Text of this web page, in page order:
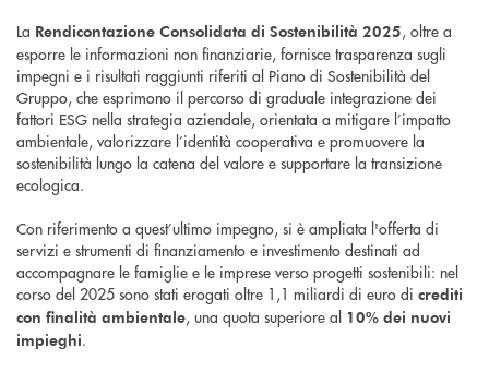
La Rendicontazione Consolidata di Sostenibilità 2025, oltre a
esporre le informazioni non finanziarie, fornisce trasparenza sugli
impegni e i risultati raggiunti riferiti al Piano di Sostenibilità del
Gruppo, che esprimono il percorso di graduale integrazione dei
fattori ESG nella strategia aziendale, orientata a mitigare l’impatto
ambientale, valorizzare l’identità cooperativa e promuovere la
sostenibilità lungo la catena del valore e supportare la transizione
ecologica.
Con riferimento a quest’ultimo impegno, si è ampliata l'offerta di
servizi e strumenti di finanziamento e investimento destinati ad
accompagnare le famiglie e le imprese verso progetti sostenibili: nel
corso del 2025 sono stati erogati oltre 1,1 miliardi di euro di crediti
con finalità ambientale, una quota superiore al 10% dei nuovi
impieghi.